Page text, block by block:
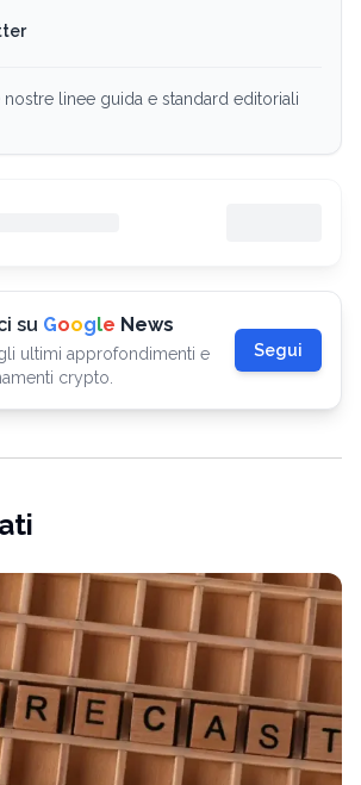
linee guida e standard editoriali
su Google News
ultimi approfondimenti e
crypto.
Segui